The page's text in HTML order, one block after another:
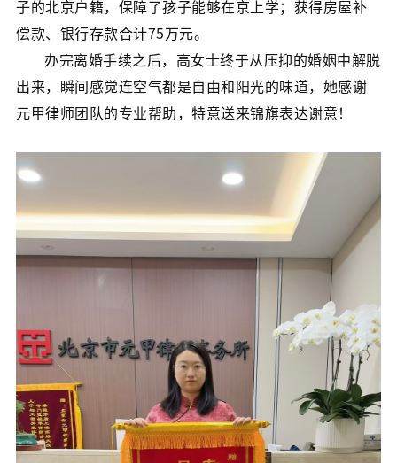
子的北京户籍，保障了孩子能够在京上学；获得房屋补
偿款、银行存款合计75万元。
办完离婚手续之后，高女士终于从压抑的婚姻中解脱
出来，瞬间感觉连空气都是自由和阳光的味道，她感谢
元甲律师团队的专业帮助，特意送来锦旗表达谢意！